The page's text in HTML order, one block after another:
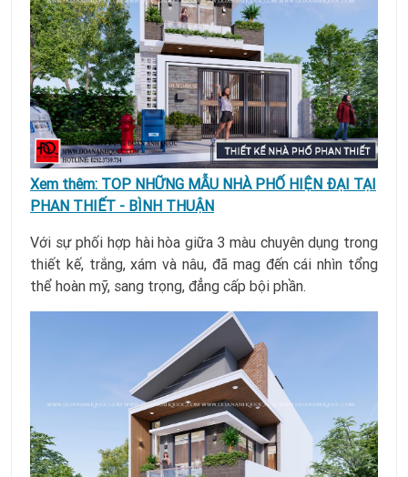
Xem thêm: TOP NHỮNG MẪU NHÀ PHỐ HIỆN ĐẠI TẠI
PHAN THIẾT - BÌNH THUẬN
Với sự phối hợp hài hòa giữa 3 màu chuyên dụng trong
thiết kế, trắng, xám và nâu, đã mag đến cái nhìn tổng
thể hoàn mỹ, sang trọng, đẳng cấp bội phần.